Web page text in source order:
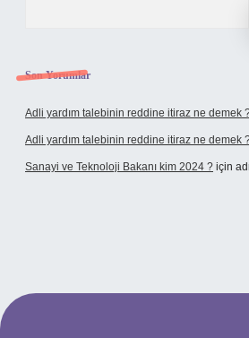
Son Yorumlar
Adli yardım talebinin reddine itiraz ne demek
Adli yardım talebinin reddine itiraz ne demek
Sanayi ve Teknoloji Bakanı kim 2024 ? için
giriş